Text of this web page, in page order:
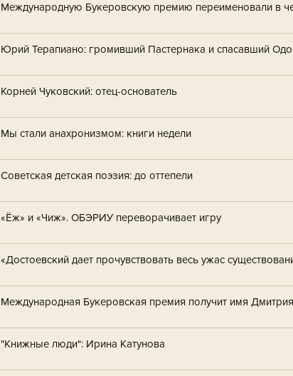
Международную Букеровскую премию переименовали в
Юрий Терапиано: громивший Пастернака и спасавший
Корней Чуковский: отец-основатель
Мы стали анахронизмом: книги недели
Советская детская поэзия: до оттепели
«Ёж» и «Чиж». ОБЭРИУ переворачивает игру
«Достоевский дает прочувствовать весь ужас
Международная Букеровская премия получит имя
"Книжные люди": Ирина Катунова